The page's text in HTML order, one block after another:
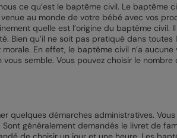
ce qu’est le baptême civil. Le baptême
au monde de votre bébé avec vos
quelle est l’origine du baptême civil.
Bien qu’il ne soit pas pratiqué dans
En effet, le baptême civil n’a
semble. Vous pouvez choisir le
démarches administratives.
généralement demandés le livret de